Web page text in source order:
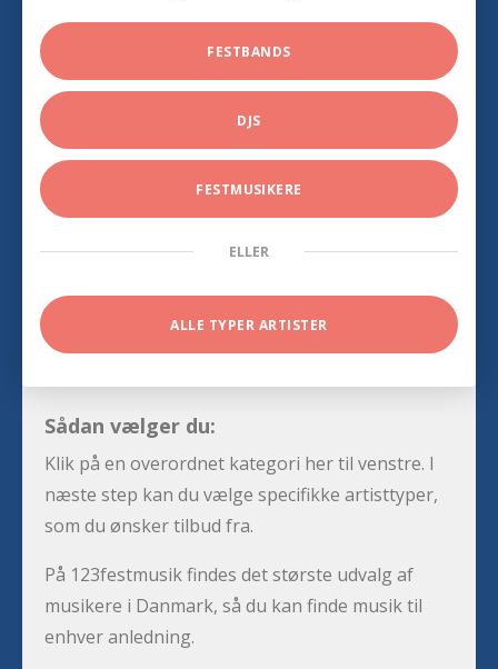
FESTBANDS
DJS
FESTMUSIKERE
ELLER
ALLE TYPER ARTISTER
Sådan vælger du:
Klik på en overordnet kategori her til venstre. I
næste step kan du vælge specifikke artisttyper,
som du ønsker tilbud fra.
På 123festmusik findes det største udvalg af
musikere i Danmark, så du kan finde musik til
enhver anledning.